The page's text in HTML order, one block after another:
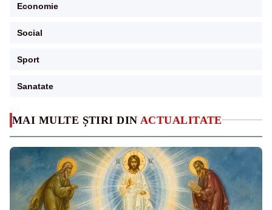
MAI MULTE ȘTIRI DIN ACTUALITATE
Economie
Social
Sport
Sanatate